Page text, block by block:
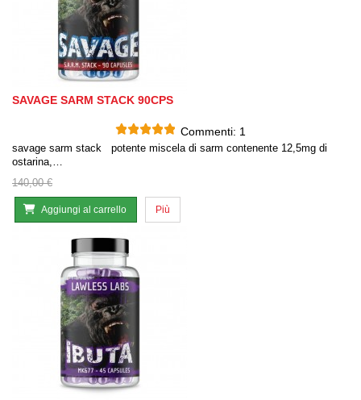
SAVAGE SARM STACK 90CPS
Commenti: 1
savage sarm stack potente miscela di sarm contenente 12,5mg di
ostarina,…
140,00 €
Aggiungi al carrello Più